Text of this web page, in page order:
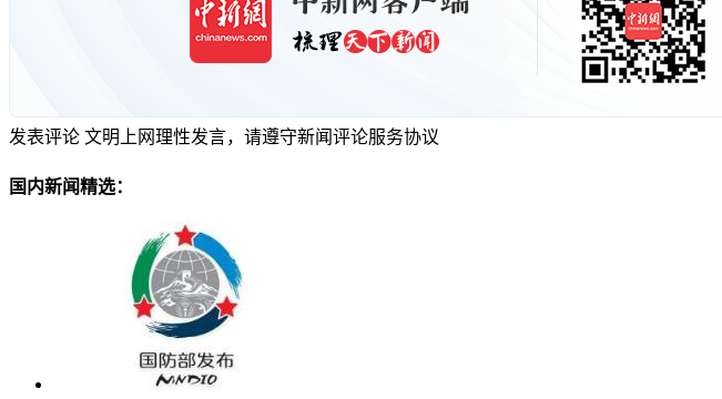
发表评论 文明上网理性发言，请遵守新闻评论服务协议
国内新闻精选：